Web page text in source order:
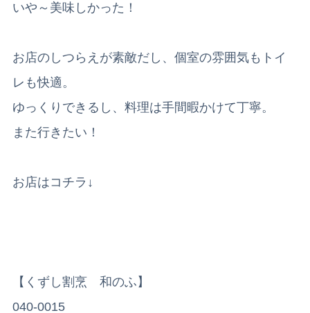
いや～美味しかった！
お店のしつらえが素敵だし、個室の雰囲気もトイ
レも快適。
ゆっくりできるし、料理は手間暇かけて丁寧。
また行きたい！
お店はコチラ↓
【くずし割烹 和のふ】
040-0015